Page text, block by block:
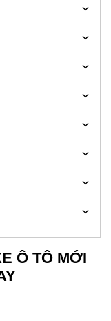
Ô TÔ MỚI